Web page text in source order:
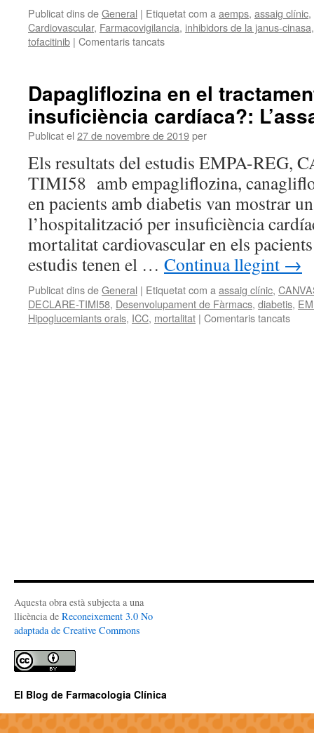
Publicat dins deGeneral | Etiquetat com a aemps, assaig clínic,
Cardiovascular, Farmacovigilancia, inhibidors de la janus-cinasa
tofacitinib | Comentaris tancats
Dapagliflozina en el
insuficiència cardíaca?:
Publicat el 27 de novembre de 2019per
Els resultats del estudis EMPA-REG,
TIMI58 amb empagliflozina,
en pacients amb diabetis van mostrar
l’hospitalització per insuficiència
mortalitat cardiovascular en els
estudis tenen el … Continua llegint →
Publicat dins deGeneral | Etiquetat com a assaig clínic,
DECLARE-TIMI58, Desenvolupament de Fàrmacs, diabetis,
Hipoglucemiants orals, ICC, mortalitat | Comentaris tancats
Aquesta obra està subjecta a una
llicència de Reconeixement 3.0 No
adaptada de Creative Commons
El Blog de Farmacologia Clínica